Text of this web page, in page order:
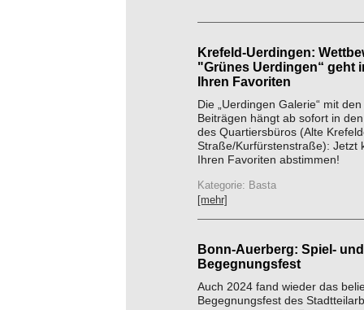
Krefeld-Uerdingen:
"Grünes Uerdingen“ geht
Ihren Favoriten
Die „Uerdingen Galerie“ mit
Beiträgen hängt ab sofort in
des Quartiersbüros (Alte
Straße/Kurfürstenstraße): Jetzt
Ihren Favoriten abstimmen!
Kategorie: Basta
[mehr]
Bonn-Auerberg: Spiel- und
Begegnungsfest
Auch 2024 fand wieder das
Begegnungsfest des